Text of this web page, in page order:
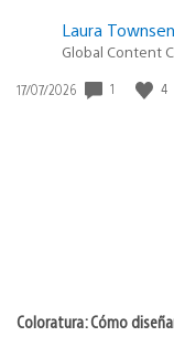
Laura
Global Content
Fecha
17/07/2026 1 4
Coloratura: Cómo